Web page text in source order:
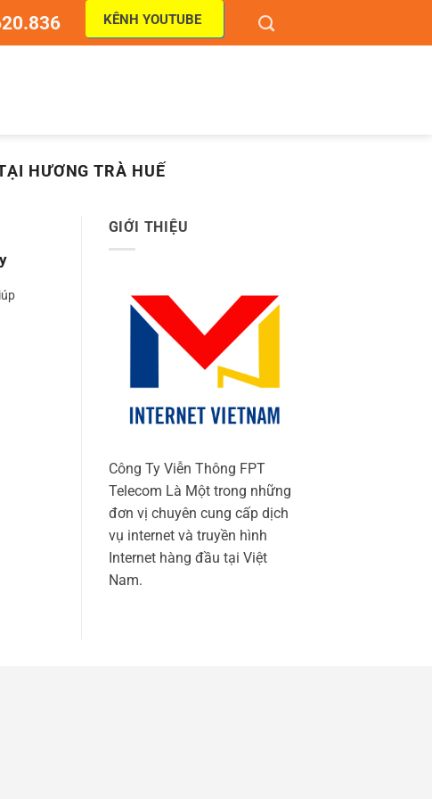
KÊNH YOUTUBE
HƯƠNG TRÀ HUẾ
GIỚI THIỆU
Công Ty Viễn Thông FPT
Telecom Là Một trong những
đơn vị chuyên cung cấp dịch
vụ internet và truyền hình
Internet hàng đầu tại Việt
Nam.